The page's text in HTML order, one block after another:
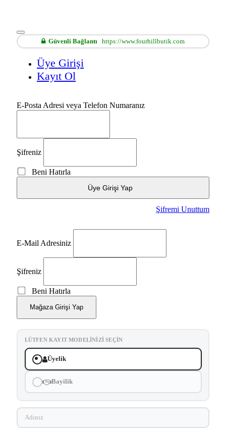
Güvenli Bağlantı https://www.fourhillbutik.com
Üye Girişi
Kayıt Ol
E-Posta Adresi veya Telefon Numaranız
Şifreniz
Beni Hatırla
Üye Girişi Yap
Şifremi Unuttum
E-Mail Adresiniz
Şifreniz
Beni Hatırla
Mağaza Girişi Yap
LÜTFEN KAYIT MODELINIZI SEÇIN
Üyelik
Bayilik